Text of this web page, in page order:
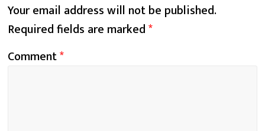
Your email address will not be published.
Required fields are marked*
Comment*